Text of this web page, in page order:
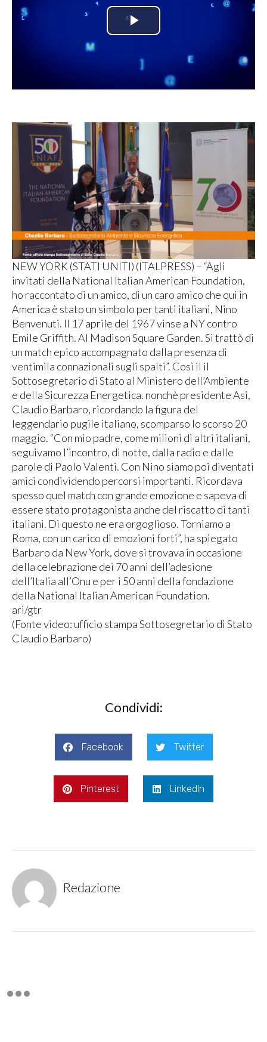
Play
Video
NEW YORK (STATI UNITI) (ITALPRESS) – “Agli
invitati della National Italian American Foundation,
ho raccontato di un amico, di un caro amico che qui in
America è stato un simbolo per tanti italiani, Nino
Benvenuti. Il 17 aprile del 1967 vinse a NY contro
Emile Griffith. Al Madison Square Garden. Si trattò di
un match epico accompagnato dalla presenza di
ventimila connazionali sugli spalti”. Così il il
Sottosegretario di Stato al Ministero dell’Ambiente
e della Sicurezza Energetica. nonchè presidente Asi,
Claudio Barbaro, ricordando la figura del
leggendario pugile italiano, scomparso lo scorso 20
maggio. “Con mio padre, come milioni di altri italiani,
seguivamo l’incontro, di notte, dalla radio e dalle
parole di Paolo Valenti. Con Nino siamo poi diventati
amici condividendo percorsi importanti. Ricordava
spesso quel match con grande emozione e sapeva di
essere stato protagonista anche del riscatto di tanti
italiani. Di questo ne era orgoglioso. Torniamo a
Roma, con un carico di emozioni forti”, ha spiegato
Barbaro da New York, dove si trovava in occasione
della celebrazione dei 70 anni dell’adesione
dell’Italia all’Onu e per i 50 anni della fondazione
della National Italian American Foundation.
ari/gtr
(Fonte video: ufficio stampa Sottosegretario di Stato
Claudio Barbaro)
Condividi:
Facebook Twitter
Pinterest LinkedIn
Redazione